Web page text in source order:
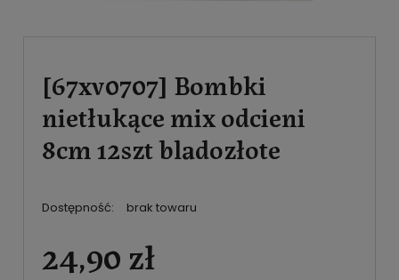
[67xv0707] Bombki
nietłukące mix odcieni
8cm 12szt bladozłote
Dostępność: brak towaru
24,90 zł